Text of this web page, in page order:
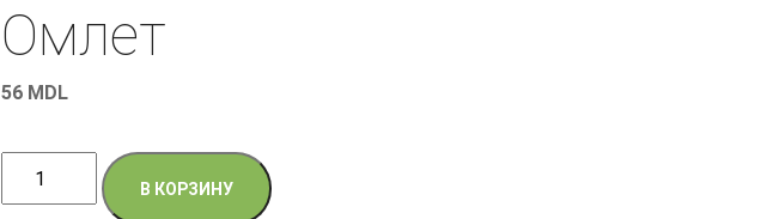
Омлет
56 MDL
Количество
товара
В КОРЗИНУ